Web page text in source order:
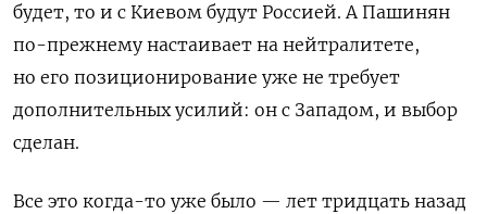
будет, то и с Киевом будут Россией. А Пашинян
по-прежнему настаивает на нейтралитете,
но его позиционирование уже не требует
дополнительных усилий: он с Западом, и выбор
сделан.
Все это когда-то уже было — лет тридцать назад